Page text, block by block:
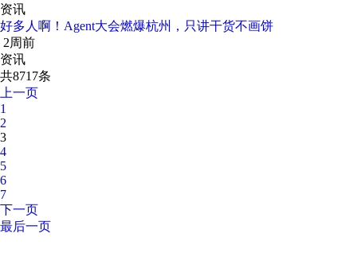
资讯
好多人啊！Agent大会燃爆杭州，只讲干货不画饼
2周前
资讯
共8717条
上一页
1
2
3
4
5
6
7
下一页
最后一页